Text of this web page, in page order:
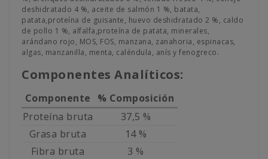
deshidratado 4 %, aceite de salmón 1 %, batata,
patata,proteína de guisante, huevo deshidratado 2 %, caldo
de pollo 1 %, alfalfa,proteína de patata, minerales,
arándano rojo, MOS, FOS, manzana, zanahoria, espinacas,
algas, manzanilla, menta, caléndula, anís y fenogreco.
Componentes Analíticos:
Componente
% Composición
Proteína bruta
37,5 %
Grasa bruta
14 %
Fibra bruta
3 %